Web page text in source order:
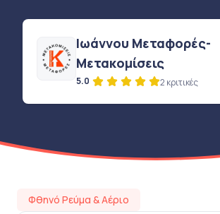
Ιωάννου Μεταφορές-
Μετακομίσεις
5.0 2 κριτικές
Φθηνό Ρεύμα & Αέριο